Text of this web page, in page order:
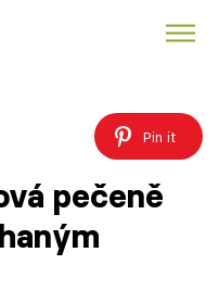
Pin it
pečeně